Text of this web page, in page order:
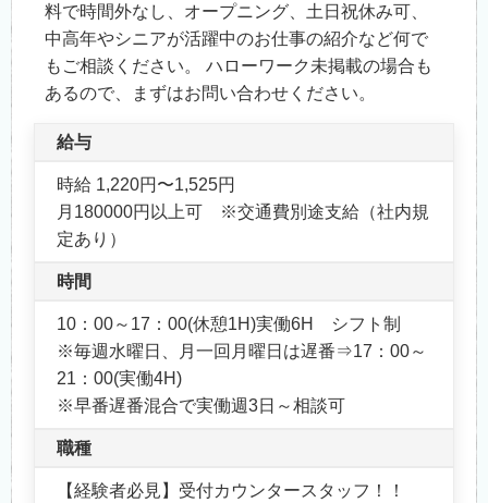
料で時間外なし、オープニング、土日祝休み可、
中高年やシニアが活躍中のお仕事の紹介など何で
もご相談ください。 ハローワーク未掲載の場合も
あるので、まずはお問い合わせください。
給与
時給 1,220円〜1,525円
月180000円以上可 ※交通費別途支給（社内規
定あり）
時間
10：00～17：00(休憩1H)実働6H シフト制
※毎週水曜日、月一回月曜日は遅番⇒17：00～
21：00(実働4H)
※早番遅番混合で実働週3日～相談可
職種
【経験者必見】受付カウンタースタッフ！！